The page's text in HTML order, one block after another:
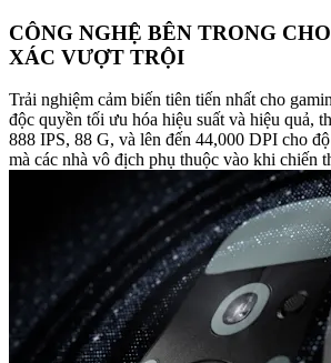
CÔNG NGHỆ BÊN TRONG
XÁC VƯỢT TRỘI
Trải nghiệm cảm biến tiên tiến nhất cho
độc quyền tối ưu hóa hiệu suất và hiệu quả,
888 IPS, 88 G, và lên đến 44,000 DPI cho
mà các nhà vô địch phụ thuộc vào khi chiến